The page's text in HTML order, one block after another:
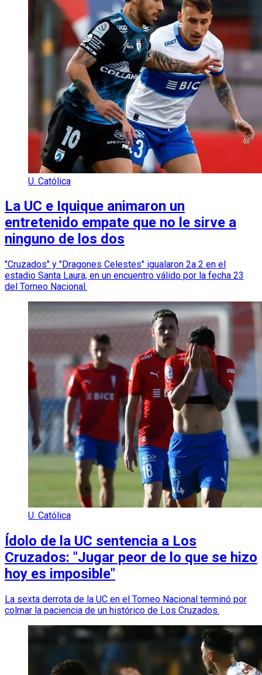
U. Católica
La UC e Iquique animaron un
entretenido empate que no le sirve a
ninguno de los dos
"Cruzados" y "Dragones Celestes" igualaron 2a 2 en el
estadio Santa Laura, en un encuentro válido por la fecha 23
del Torneo Nacional.
U. Católica
Ídolo de la UC sentencia a Los
Cruzados: "Jugar peor de lo que se hizo
hoy es imposible"
La sexta derrota de la UC en el Torneo Nacional terminó por
colmar la paciencia de un histórico de Los Cruzados.